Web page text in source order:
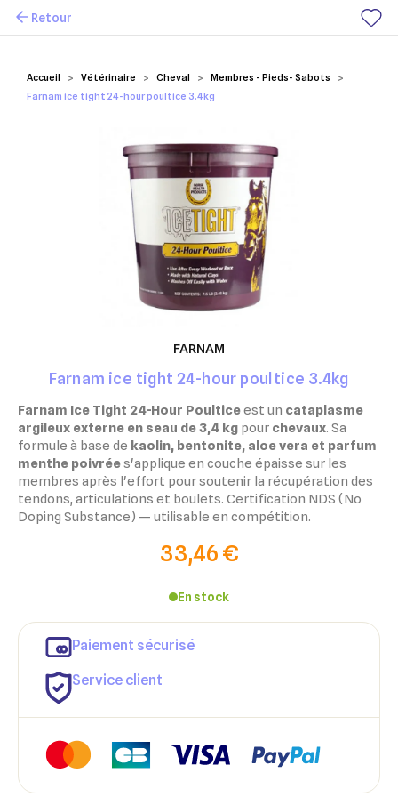
Mes favoris
Accueil Vétérinaire Cheval
Membres - Pieds- Sabots
Farnam ice tight 24-hour poultice 3.4kg
Retour
FARNAM
Farnam ice tight 24-hour poultice 3.4kg
Farnam Ice Tight 24-Hour Poulticeest un cataplasme
argileux externe en seau de 3,4 kg pour chevaux. Sa
formule à base de kaolin, bentonite, aloe vera et parfum
menthe poivrées'applique en couche épaisse sur les
membres après l'effort pour soutenir la récupération des
tendons, articulations et boulets. Certification NDS (No
Doping Substance) — utilisable en compétition.
33,46 €
En stock
Paiement sécurisé
Service client